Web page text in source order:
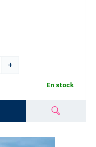
+
En stock